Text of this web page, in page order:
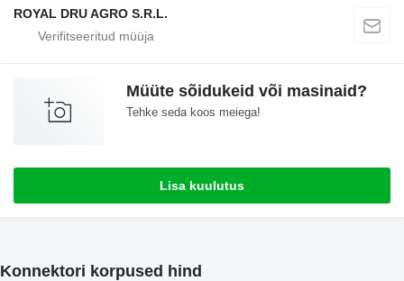
ROYAL DRU AGRO S.R.L.
Müüte sõidukeid või masinaid?
Tehke seda koos meiega!
Lisa kuulutus
Konnektori korpused hind